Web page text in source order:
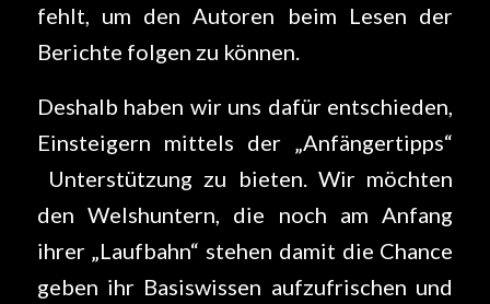
fehlt, um den Autoren beim Lesen der
Berichte folgen zu können.
Deshalb haben wir uns dafür entschieden,
Einsteigern mittels der „Anfängertipps“
Unterstützung zu bieten. Wir möchten
den Welshuntern, die noch am Anfang
ihrer „Laufbahn“ stehen damit die Chance
geben ihr Basiswissen aufzufrischen und